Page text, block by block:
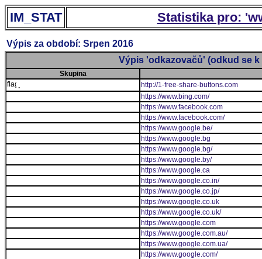
IM_STAT Statistika pro:
Výpis za období: Srpen 2016
Výpis 'odkazovačů' (odkud se k
Skupina
.
http://1-free-share-buttons.com
https://www.bing.com/
https://www.facebook.com
https://www.facebook.com/
https://www.google.be/
https://www.google.bg
https://www.google.bg/
https://www.google.by/
https://www.google.ca
https://www.google.co.in/
https://www.google.co.jp/
https://www.google.co.uk
https://www.google.co.uk/
https://www.google.com
https://www.google.com.au/
https://www.google.com.ua/
https://www.google.com/